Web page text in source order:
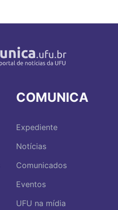
COMUNICA
Expediente
Notícias
Comunicados
Eventos
UFU na mídia